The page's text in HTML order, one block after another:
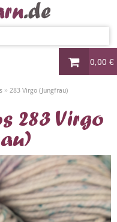
0,00 €
» 283 Virgo (Jungfrau)
283 Virgo